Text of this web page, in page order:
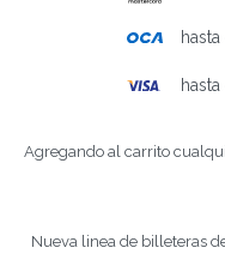
hasta
hasta
Agregando al carrito
Nueva linea de billeteras